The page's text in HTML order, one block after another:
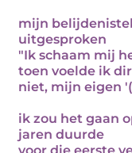
mijn
uitgesproken
"Ik schaam mij
toen voelde ik
niet, mijn eigen
ik zou het gaan
jaren duurde